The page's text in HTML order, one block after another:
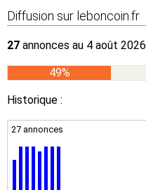
Diffusion sur leboncoin.fr
27 annonces au 4 août 2026
49%
Historique :
27 annonces